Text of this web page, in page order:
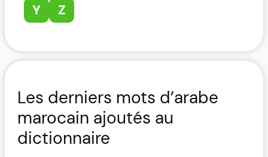
Y
Z
Les derniers mots d’arabe
marocain ajoutés au
dictionnaire